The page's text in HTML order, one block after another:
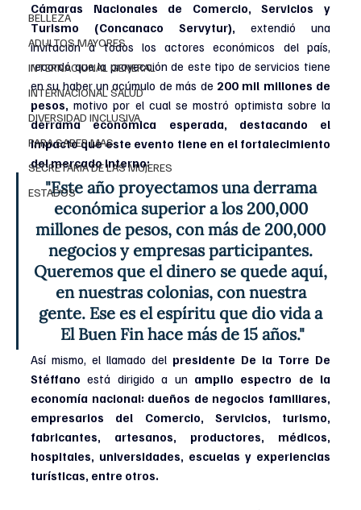
BELLEZA
ADULTOS MAYORES
INTERNACIONAL GENERAL
INTERNACIONAL SALUD
DIVERSIDAD INCLUSIVA
PARA SABER MAS
SECRETARIA DE LAS MUJERES
ESTADOS
Cámaras Nacionales de Comercio, Servicios y
Turismo (Concanaco Servytur), extendió una
invitación a todos los actores económicos del país,
recordó que la proyección de este tipo de servicios tiene
en su haber un acúmulo de más de 200 mil millones de
pesos,
derrama económica esperada, destacando el
impacto que este evento tiene en el fortalecimiento
del mercado interno:
"Este año proyectamos una derrama
económica superior a los 200,000
millones de pesos, con más de 200,000
negocios y empresas participantes.
Queremos que el dinero se quede aquí,
en nuestras colonias, con nuestra
gente. Ese es el espíritu que dio vida a
El Buen Fin hace más de 15 años."
Así mismo, el llamado del presidente De la Torre De
Stéffano está dirigido a un amplio espectro de la
economía nacional: dueños de negocios familiares,
empresarios del Comercio, Servicios, turismo,
fabricantes, artesanos, productores, médicos,
hospitales, universidades, escuelas y experiencias
turísticas, entre otros.